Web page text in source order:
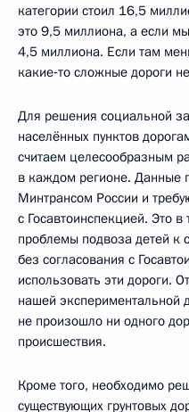
категории стоил 16,5
это 9,5 миллиона, а если
4,5 миллиона. Если там
какие‑то сложные дороги
Для решения социальной
населённых пунктов
считаем целесообразным
в каждом регионе. Данные
Минтрансом России и
с Госавтоинспекцией. Это
проблемы подвоза детей
без согласования с
использовать эти дороги.
нашей экспериментальной
не произошло ни одного
происшествия.
Кроме того, необходимо
существующих грунтовых